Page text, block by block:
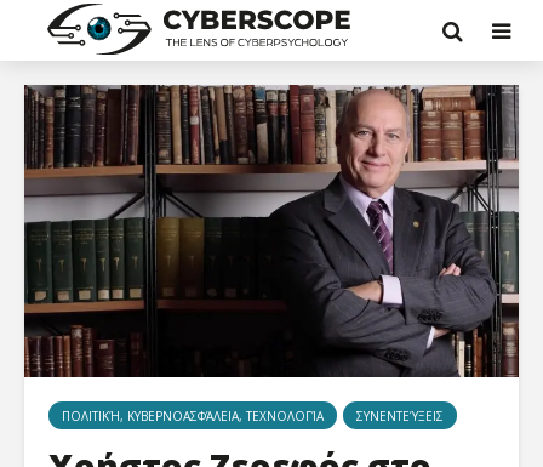
ΠΟΛΙΤΙΚΉ, ΚΥΒΕΡΝΟΑΣΦΆΛΕΙΑ, ΤΕΧΝΟΛΟΓΊΑ ΣΥΝΕΝΤΕΎΞΕΙΣ